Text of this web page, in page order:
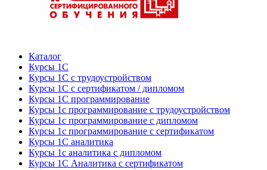
Каталог
Курсы 1С
Курсы 1С с трудоустройством
Курсы 1С с сертификатом / дипломом
Курсы 1С программирование
Курсы 1с программирование с трудоустройством
Курсы 1с программирование с дипломом
Курсы 1с программирование с сертификатом
Курсы 1С аналитика
Курсы 1с аналитика с дипломом
Курсы 1С Аналитика с сертификатом